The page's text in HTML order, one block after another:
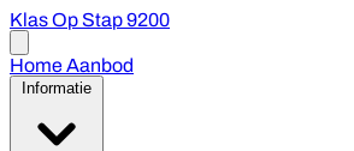
Klas Op Stap 9200
menu
HomeAanbod
Informatie